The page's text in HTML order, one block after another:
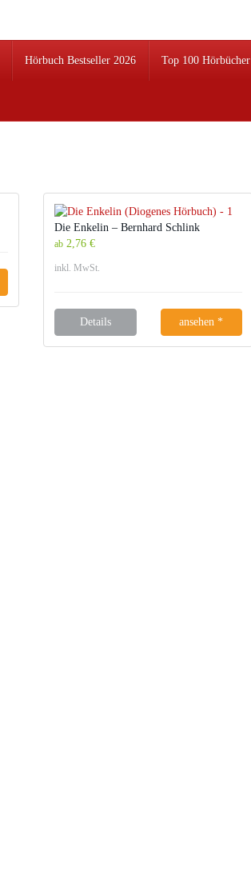
Hörbuch Bestseller 2026 Top 100 Hörbücher
Die Enkelin – Bernhard Schlink
ab 2,76 €
inkl. MwSt.
Details ansehen *